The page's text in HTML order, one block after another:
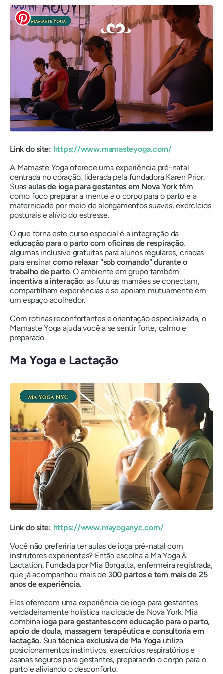
Link do site: https://www.mamasteyoga.com/
A Mamaste Yoga oferece uma experiência pré-natal
centrada no coração, liderada pela fundadora Karen Prior.
Suas aulas de ioga para gestantes em Nova York têm
como foco preparar a mente e o corpo para o parto e a
maternidade por meio de alongamentos suaves, exercícios
posturais e alívio do estresse.
O que torna este curso especial é a integração da
educação para o parto com oficinas de respiração,
algumas inclusive gratuitas para alunos regulares, criadas
para ensinarcomo relaxar "sob comando" durante o
trabalho de parto. O ambiente em grupo também
incentiva a interação: as futuras mamães se conectam,
compartilham experiências e se apoiam mutuamente em
um espaço acolhedor.
Com rotinas reconfortantes e orientação especializada, o
Mamaste Yoga ajuda você a se sentir forte, calmo e
preparado.
Ma Yoga e Lactação
Link do site: https://www.mayoganyc.com/
Você não preferiria ter aulas de ioga pré-natal com
instrutores experientes? Então escolha a Ma Yoga &
Lactation. Fundada por Mia Borgatta, enfermeira registrada,
que já acompanhou mais de 300 partos e tem mais de 25
anos de experiência.
Eles oferecem uma experiência de ioga para gestantes
verdadeiramente holística na cidade de Nova York. Mia
combina ioga para gestantes com educação para o parto,
apoio de doula, massagem terapêutica e consultoria em
lactação. Sua técnica exclusiva de Ma Yoga utiliza
posicionamentos instintivos, exercícios respiratórios e
asanas seguros para gestantes, preparando o corpo para o
parto e aliviando o desconforto.